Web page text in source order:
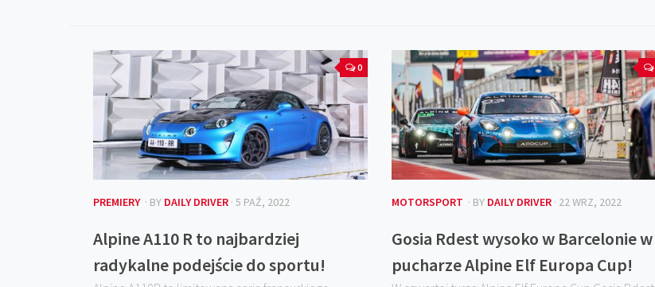
0
PREMIERY · BY DAILY DRIVER · 5 PAŹ, 2022
Alpine A110 R to najbardziej
radykalne podejście do sportu!
MOTORSPORT · BY DAILY DRIVER · 22 WRZ, 2022
Gosia Rdest wysoko w Barcelonie w
pucharze Alpine Elf Europa Cup!